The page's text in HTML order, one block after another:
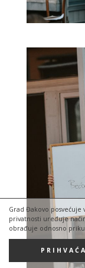
Grad Đakovo posvećuje
privatnosti uređuje
obrađuje odnosno